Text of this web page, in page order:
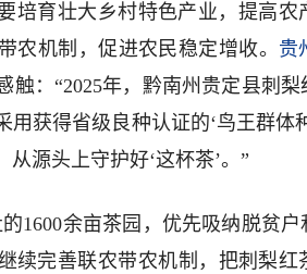
培育壮大乡村特色产业，提高农
农机制，促进农民稳定增收。 贵
触：“2025年，黔南州贵定县刺梨
用获得省级良种认证的‘鸟王群体
源头上守护好‘这杯茶’。”
1600余亩茶园，优先吸纳脱贫
续完善联农带农机制，把刺梨红